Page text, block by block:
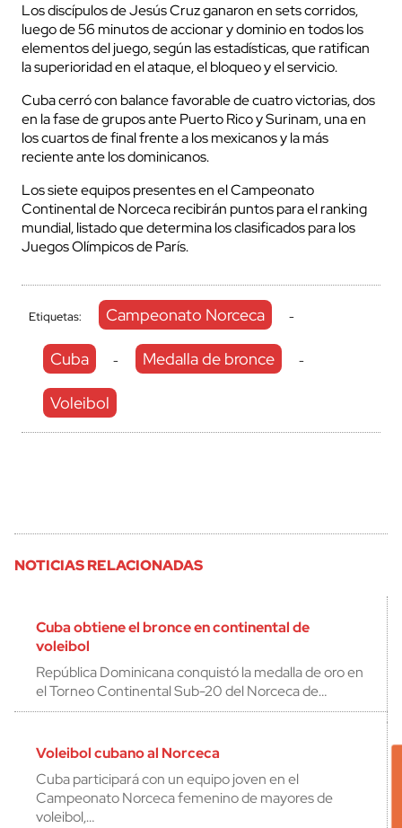
Los discípulos de Jesús Cruz ganaron en sets corridos,
luego de 56 minutos de accionar y dominio en todos los
elementos del juego, según las estadísticas, que ratifican
la superioridad en el ataque, el bloqueo y el servicio.
Cuba cerró con balance favorable de cuatro victorias, dos
en la fase de grupos ante Puerto Rico y Surinam, una en
los cuartos de final frente a los mexicanos y la más
reciente ante los dominicanos.
Los siete equipos presentes en el Campeonato
Continental de Norceca recibirán puntos para el ranking
mundial, listado que determina los clasificados para los
Juegos Olímpicos de París.
Etiquetas: Campeonato Norceca -
Cuba - Medalla de bronce -
Voleibol
NOTICIAS RELACIONADAS
Cuba obtiene el bronce en continental de
voleibol
República Dominicana conquistó la medalla de oro en
el Torneo Continental Sub-20 del Norceca de…
Voleibol cubano al Norceca
Cuba participará con un equipo joven en el
Campeonato Norceca femenino de mayores de
voleibol,…